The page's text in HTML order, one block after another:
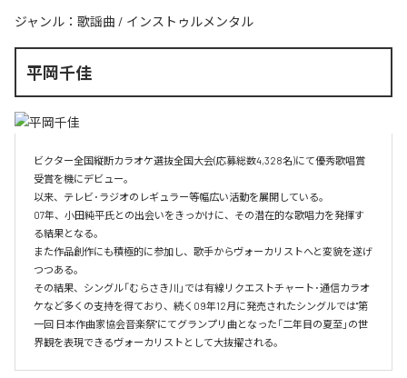
ジャンル： 歌謡曲 / インストゥルメンタル
平岡千佳
ビクター全国縦断カラオケ選抜全国大会(応募総数4,328名)にて優秀歌唱賞
受賞を機にデビュー。
以来、テレビ･ラジオのレギュラー等幅広い活動を展開している。
07年、小田純平氏との出会いをきっかけに、その潜在的な歌唱力を発揮す
る結果となる。
また作品創作にも積極的に参加し、歌手からヴォーカリストへと変貌を遂げ
つつある。
その結果、シングル「むらさき川」では有線リクエストチャート･通信カラオ
ケなど多くの支持を得ており、続く09年12月に発売されたシングルでは"第
一回 日本作曲家協会音楽祭"にてグランプリ曲となった「二年目の夏至」の世
界観を表現できるヴォーカリストとして大抜擢される。